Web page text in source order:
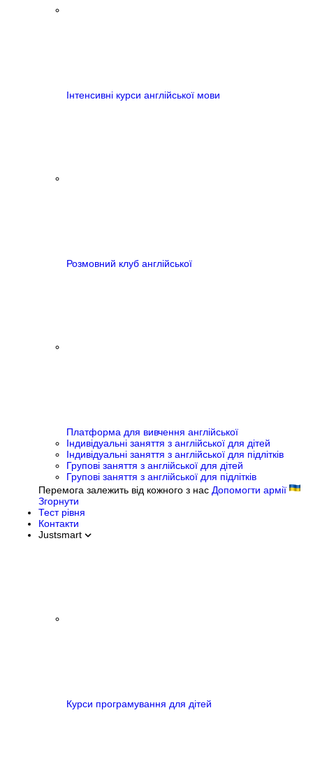
Інтенсивні курси англійської мови
Розмовний клуб англійської
Платформа для вивчення англійської
Індивідуальні заняття з англійської для дітей
Індивідуальні заняття з англійської для підлітків
Групові заняття з англійської для дітей
Групові заняття з англійської для підлітків
Перемога залежить від кожного з нас Допомогти армії
Згорнути
Тест рівня
Контакти
Justsmart
Курси програмування для дітей